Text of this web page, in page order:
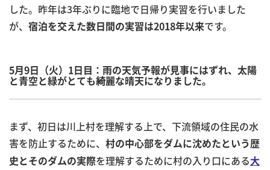
した。昨年は3年ぶりに臨地で日帰り実習を行いました
が、
宿泊を交えた数日間の実習は2018年以来です。
5月9日（火）1日目： 雨の天気予報が見事にはずれ、太陽
と青空と緑がとても綺麗な晴天になりました。
まず、初日は川上村を理解する上で、下流領域の住民の水
害を防止するために、
村の中心部をダムに沈めたという歴
史とそのダムの実際を理解するために村の入り口にある大